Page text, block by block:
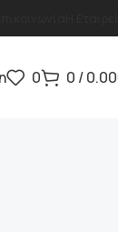
0 0 /0.00